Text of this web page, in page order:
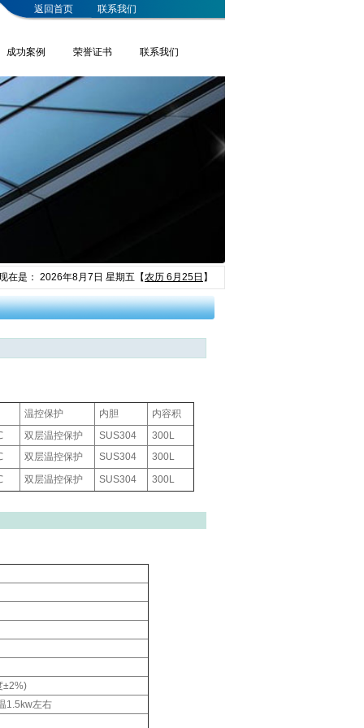
返回首页 联系我们
成功案例 荣誉证书 联系我们
在是： 2026年8月7日 星期五 【农历 6月25日 】
温控保护 内胆
内容积
双层温控保护 SUS304
300L
双层温控保护 SUS304
300L
双层温控保护 SUS304 300L
±2%)
1.5kw左右